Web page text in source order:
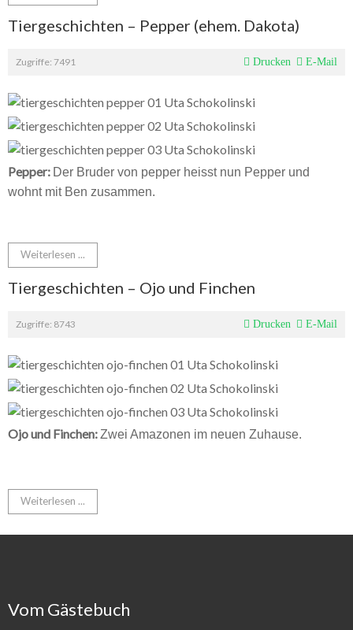
Tiergeschichten – Pepper (ehem. Dakota)
Zugriffe: 7491 Drucken E-Mail
Pepper: Der Bruder von pepper heisst nun Pepper und
wohnt mit Ben zusammen.
Weiterlesen ...
Tiergeschichten – Ojo und Finchen
Zugriffe: 8743 Drucken E-Mail
Ojo und Finchen:Zwei Amazonen im neuen Zuhause.
Weiterlesen ...
Vom Gästebuch